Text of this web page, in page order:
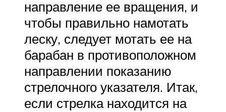
направление ее вращения, и
чтобы правильно намотать
леску, следует мотать ее на
барабан в противоположном
направлении показанию
стрелочного указателя. Итак,
если стрелка находится на